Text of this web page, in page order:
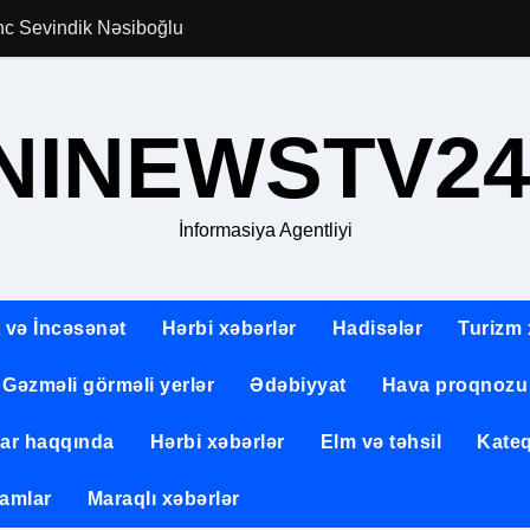
Sevindik Nəsiboğlu Allahverən
İnformasiya Agentliyi
və İncəsənət Hərbi xəbərlər Hadisələr Turizm
Gəzməli görməli yerlər Ədəbiyyat Hava proqnozu
haqqında Hərbi xəbərlər Elm və təhsil
Maraqlı xəbərlər